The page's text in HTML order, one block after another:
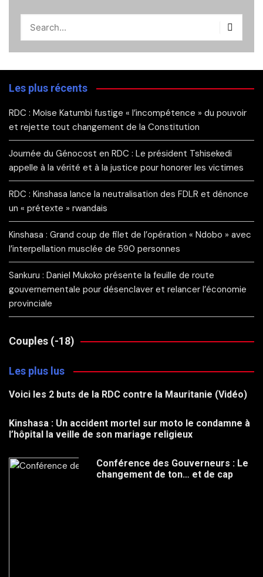
Les plus récents
RDC : Moïse Katumbi fustige « l’incompétence » du pouvoir
et rejette tout changement de la Constitution
Journée du Génocost en RDC : Le président Tshisekedi
appelle à la vérité et à la justice pour honorer les victimes
RDC : Kinshasa lance la neutralisation des FDLR et dénonce
un « prétexte » rwandais
Kinshasa : Grand coup de filet de l’opération « Ndobo » avec
l’interpellation musclée de 590 personnes
Sankuru : Daniel Mukoko présente la feuille de route
gouvernementale pour désenclaver et relancer l’économie
provinciale
Couples (-18)
Les plus lus
Voici les 2 buts de la RDC contre la Mauritanie (Vidéo)
Kinshasa : Un accident mortel sur moto le condamne à
l’hôpital la veille de son mariage religieux
Conférence des Gouverneurs : Le
changement de ton… et de cap